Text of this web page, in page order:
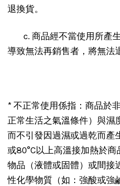
退換貨。
c. 商品經不當使用所產
導致無法再銷售者，將無法
* 不正常使用係指：商品於
正常生活之氣溫條件）與濕
而不引發因過濕或過乾而產
或80°C以上高溫接加熱於
物品（液體或固體）或間接
性化學物質（如：強酸或強